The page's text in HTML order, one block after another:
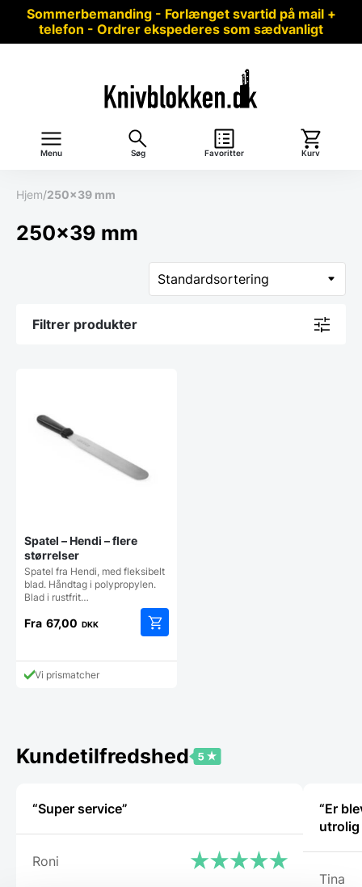
Sommerbemanding - Forlænget svartid på mail +
telefon - Ordrer ekspederes som sædvanligt
Menu Søg Favoritter Kurv
Hjem/250x39 mm
250x39 mm
Filtrer produkter
Spatel – Hendi – flere
størrelser
Spatel fra Hendi, med fleksibelt
blad. Håndtag i polypropylen.
Blad i rustfrit…
Fra 67,00 DKK
vare
vælges
på
Vi prismatcher
Kundetilfredshed
“Super service”
Roni
“Er
utrolig
Tina